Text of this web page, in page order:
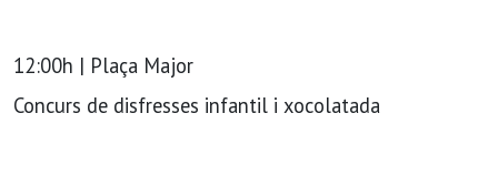
12:00h | Plaça Major
Concurs de disfresses infantil i xocolatada